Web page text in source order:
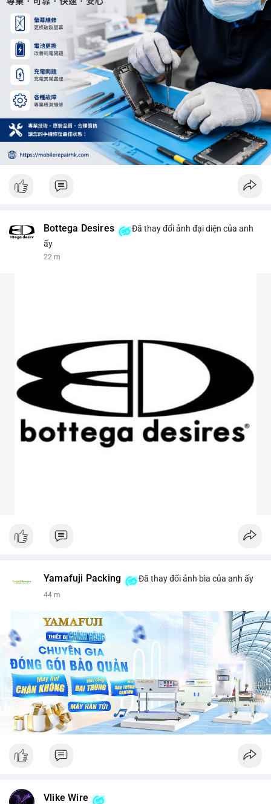
trung trong 24 giờ tới.
#12dot29btc #vilanh #tichluydaihan #phienau #btcmempool
Bottega Desires
Đã thay đổi ảnh đại diện của anh
ấy
22 m
Yamafuji Packing Đã thay đổi ảnh bìa của anh ấy
44 m
Vlike Wire